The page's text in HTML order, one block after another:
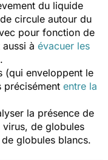
du liquide
circule autour du
pour fonction de
à évacuer les
.
(qui enveloppent le
précisément entre la
la présence de
de globules
de globules blancs.